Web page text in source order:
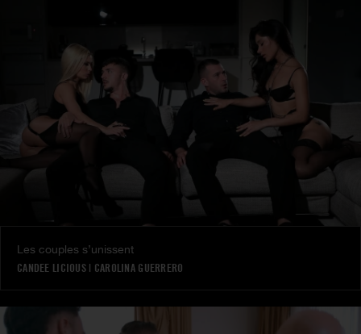
Les couples s’unissent
CANDEE LICIOUS| CAROLINA GUERRERO